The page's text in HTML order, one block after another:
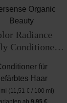
Durchschnittliche
Organic
Beauty
Radiance
Conditioner
für
Haar
(11,51 € / 100 ml)